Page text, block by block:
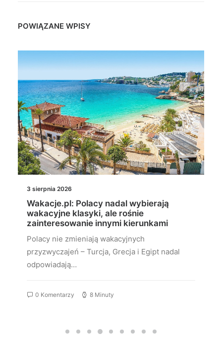
POWIĄZANE WPISY
3 sierpnia 2026
Wakacje.pl: Polacy nadal wybierają
wakacyjne klasyki, ale rośnie
zainteresowanie innymi kierunkami
Polacy nie zmieniają wakacyjnych
przyzwyczajeń – Turcja, Grecja i Egipt nadal
odpowiadają…
0 Komentarzy 8 Minuty